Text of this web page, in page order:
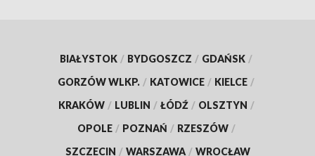
BIAŁYSTOK / BYDGOSZCZ / GDAŃSK /
GORZÓW WLKP. / KATOWICE / KIELCE /
KRAKÓW / LUBLIN / ŁÓDŹ / OLSZTYN /
OPOLE / POZNAŃ / RZESZÓW /
SZCZECIN / WARSZAWA / WROCŁAW